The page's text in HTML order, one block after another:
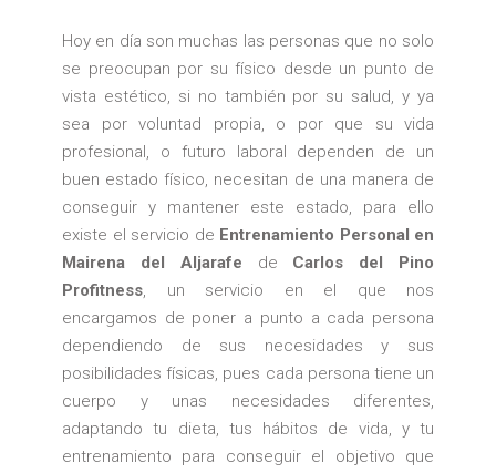
Hoy en día son muchas las personas que no solo
se preocupan por su físico desde un punto de
vista estético, si no también por su salud, y ya
sea por voluntad propia, o por que su vida
profesional, o futuro laboral dependen de un
buen estado físico, necesitan de una manera de
conseguir y mantener este estado, para ello
existe el servicio de Entrenamiento Personal en
Mairena del Aljarafe de Carlos del Pino
Profitness, un servicio en el que nos
encargamos de poner a punto a cada persona
dependiendo de sus necesidades y sus
posibilidades físicas, pues cada persona tiene un
cuerpo y unas necesidades diferentes,
adaptando tu dieta, tus hábitos de vida, y tu
entrenamiento para conseguir el objetivo que